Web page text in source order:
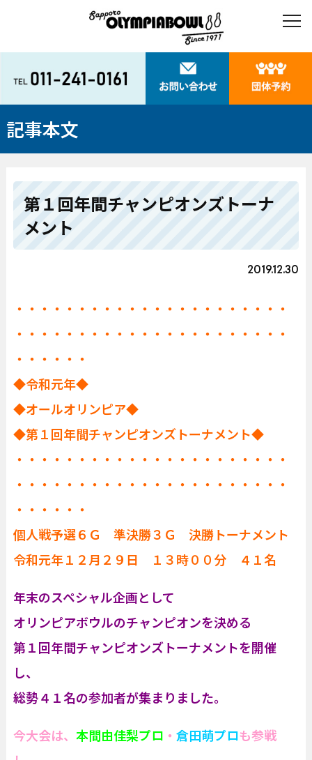
記事本文
第１回年間チャンピオンズトーナ
メント
2019.12.30
・・・・・・・・・・・・・・・・・・・・・・
・・・・・・・・・・・・・・・・・・・・・・
・・・・・・
◆令和元年◆
◆オールオリンピア◆
◆第１回年間チャンピオンズトーナメント◆
・・・・・・・・・・・・・・・・・・・・・・
・・・・・・・・・・・・・・・・・・・・・・
・・・・・・
個人戦予選６Ｇ 準決勝３Ｇ 決勝トーナメント
令和元年１２月２９日 １３時００分 ４１名
年末のスペシャル企画として
オリンピアボウルのチャンピオンを決める
第１回年間チャンピオンズトーナメントを開催
し、
総勢４１名の参加者が集まりました。
今大会は、 本間由佳梨プロ ・ 倉田萌プロも参戦